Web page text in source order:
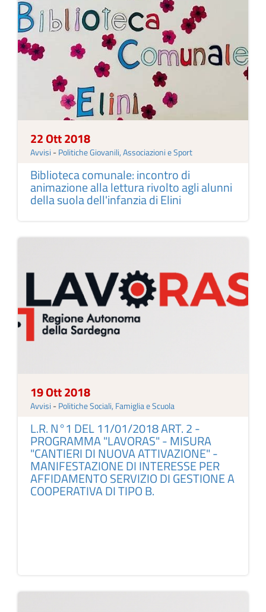
22 Ott 2018
Avvisi - Politiche Giovanili, Associazioni e Sport
Biblioteca comunale: incontro di
animazione alla lettura rivolto agli alunni
della suola dell'infanzia di Elini
19 Ott 2018
Avvisi - Politiche Sociali, Famiglia e Scuola
L.R. N°1 DEL 11/01/2018 ART. 2 -
PROGRAMMA "LAVORAS" - MISURA
"CANTIERI DI NUOVA ATTIVAZIONE" -
MANIFESTAZIONE DI INTERESSE PER
AFFIDAMENTO SERVIZIO DI GESTIONE A
COOPERATIVA DI TIPO B.